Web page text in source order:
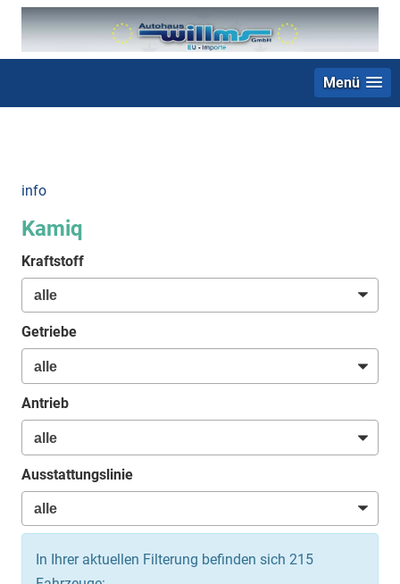
Menü
info
Kamiq
Kraftstoff
Getriebe
Antrieb
Ausstattungslinie
In Ihrer aktuellen Filterung befinden sich 215